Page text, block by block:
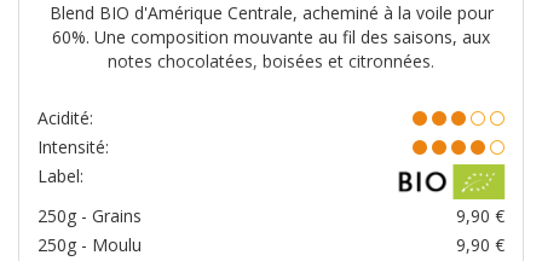
Blend BIO d'Amérique Centrale, acheminé à la voile pour
60%. Une composition mouvante au fil des saisons, aux
notes chocolatées, boisées et citronnées.
Acidité:
Intensité:
Label:
250g - Grains
9,90 €
250g - Moulu
9,90 €